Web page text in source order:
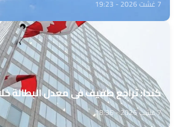
7 غشت 2026 - 19:23
كندا: تراجع طفيف في معدل البطالة
7 غشت 2026 - 18:36